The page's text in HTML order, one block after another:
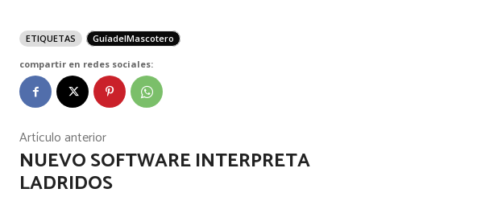
ETIQUETAS GuíadelMascotero
compartir en redes sociales:
Artículo anterior
NUEVO SOFTWARE INTERPRETA
LADRIDOS